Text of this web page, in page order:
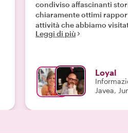
condiviso affascinanti
chiaramente ottimi
attività che abbiamo
cibo delizioso e ogni
Leggi di più
Loyal
Javea,